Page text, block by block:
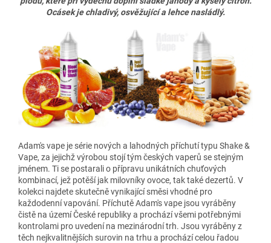
Ocásek je chladivý, osvěžující a lehce nasládlý.
Adam's vape je série nových a lahodných příchutí typu Shake &
Vape, za jejichž výrobou stojí tým českých vaperů se stejným
jménem. Ti se postarali o přípravu unikátních chuťových
kombinací, jež potěší jak milovníky ovoce, tak také dezertů. V
kolekci najdete skutečně vynikající směsi vhodné pro
každodenní vapování. Příchutě Adam's vape jsou vyráběny
čistě na území České republiky a prochází všemi potřebnými
kontrolami pro uvedení na mezinárodní trh. Jsou vyráběny z
těch nejkvalitnějších surovin na trhu a prochází celou řadou